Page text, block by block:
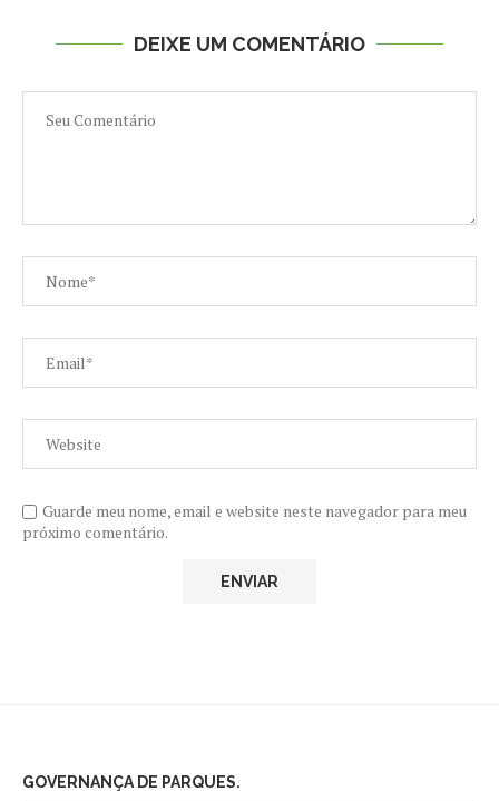
DEIXE UM COMENTÁRIO
Guarde meu nome, email e website neste navegador para meu
próximo comentário.
GOVERNANÇA DE PARQUES.